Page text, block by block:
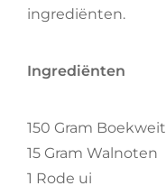
ingrediënten.
Ingrediënten
150 Gram Boekweit
15 Gram Walnoten
1 Rode ui